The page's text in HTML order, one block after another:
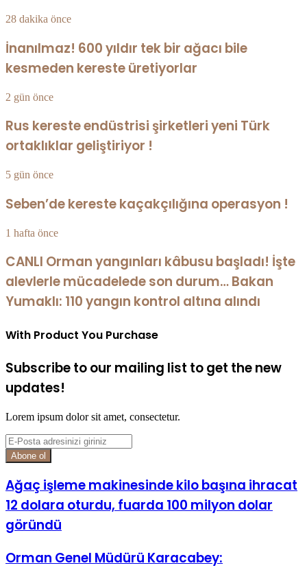
28 dakika önce
İnanılmaz! 600 yıldır tek bir ağacı bile
kesmeden kereste üretiyorlar
2 gün önce
Rus kereste endüstrisi şirketleri yeni Türk
ortaklıklar geliştiriyor !
5 gün önce
Seben’de kereste kaçakçılığına operasyon !
1 hafta önce
CANLI Orman yangınları kâbusu başladı! İşte
alevlerle mücadelede son durum… Bakan
Yumaklı: 110 yangın kontrol altına alındı
With Product You Purchase
Subscribe to our mailing list to get the new
updates!
Lorem ipsum dolor sit amet, consectetur.
E-
Posta
adresinizi
giriniz
Ağaç işleme makinesinde kilo başına ihracat
12 dolara oturdu, fuarda 100 milyon dolar
göründü
Orman Genel Müdürü Karacabey: